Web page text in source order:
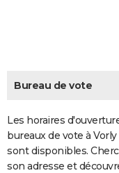
Carte de Noël
Carte Bonne année
Carte Saint-Valentin
Carte Pâques
Carte d'anniversaire
DICTIONNAIRE
Dictionnaire
Biographies
Citations
Expressions
Proverbes
PROGRAMME TV
Bureau de vote
Les horaires
bureaux de vote à
sont disponibles.
son adresse et